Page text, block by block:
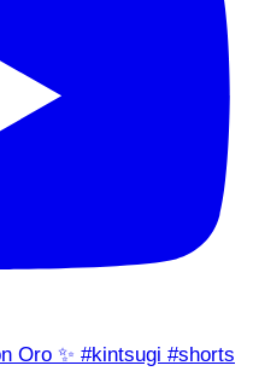
Oro ✨ #kintsugi #shorts